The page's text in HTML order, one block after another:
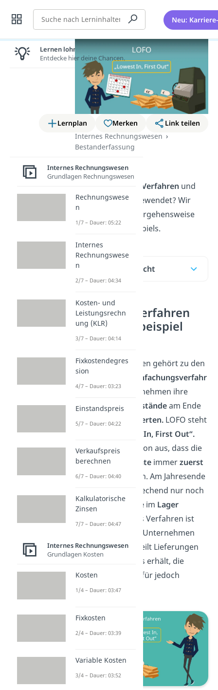
Suche Neu:
Lernplan Merken
Link teilen
Internes Rechnungswesen
Bestanderfassung
LOFO
LOFO Verfahren und
wann wird es angewendet? Wir
erklären dir die Vorgehensweise
anhand eines Beispiels.
Inhaltsübersicht
Das LOFO Verfahren
mit Rechenbeispiel
erklärt
Das LOFO Verfahren gehört zu den
Bewertungsvereinfachungsverfahr
en
und hilft Unternehmen ihre
Vermögensgegenständeam Ende
des Jahres zu
bewerten.LOFO steht
„Lowest In, First Out“.
Hier geht man davon aus, dass die
günstigsten Vorräteimmerzuerst
verbraucht werden. Am Jahresende
wären dementsprechend nur noch
dieteuren Vorräteim Lager
Dieses Verfahren ist
sinnvoll, wenn ein Unternehmen
über das Jahr verteilt Lieferungen
des gleichen Gutes erhält, die
Einkaufspreise
dafür jedoch
schwanken.
Lernen lohnt sich!
Entdecke hier deine Chancen.
Internes Rechnungswesen
Grundlagen Rechnungswesen
Rechnungswese
n
1/7 – Dauer: 05:22
Internes
Rechnungswese
n
2/7 – Dauer: 04:34
Kosten- und
Leistungsrechn
ung (KLR)
3/7 – Dauer: 04:14
Fixkostendegres
sion
4/7 – Dauer: 03:23
Einstandspreis
5/7 – Dauer: 04:22
Verkaufspreis
berechnen
6/7 – Dauer: 04:40
Kalkulatorische
Zinsen
7/7 – Dauer: 04:47
Internes Rechnungswesen
Grundlagen Kosten
Kosten
1/4 – Dauer: 03:47
Fixkosten
2/4 – Dauer: 03:39
Variable Kosten
3/4 – Dauer: 03:52